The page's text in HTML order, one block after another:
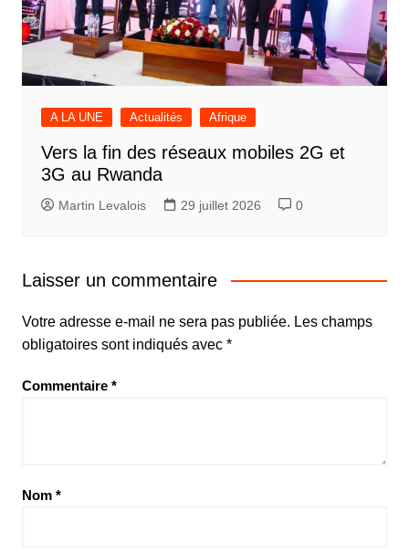
A LA UNE Actualités Afrique
Vers la fin des réseaux mobiles 2G et
3G au Rwanda
Martin Levalois 29 juillet 2026 0
Laisser un commentaire
Votre adresse e-mail ne sera pas publiée. Les champs
obligatoires sont indiqués avec *
Commentaire *
Nom *